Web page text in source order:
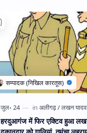
हरदुआगंज में फिर एक्टिव हुआ